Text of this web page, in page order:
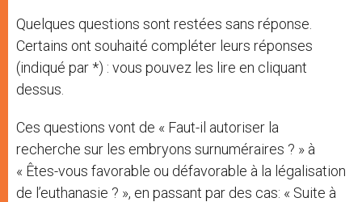
Quelques questions sont restées sans réponse.
Certains ont souhaité compléter leurs réponses
(indiqué par *) : vous pouvez les lire en cliquant
dessus.
Ces questions vont de « Faut-il autoriser la
recherche sur les embryons surnuméraires ? » à
« Êtes-vous favorable ou défavorable à la légalisation
de l’euthanasie ? », en passant par des cas: « Suite à